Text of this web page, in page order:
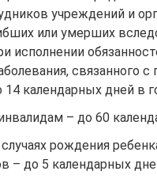
учреждений и
или умерших
исполнении
связанного
календарных дней в
– до 60
рождения
– до 5 календарных